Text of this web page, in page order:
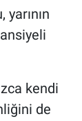
kendi
de